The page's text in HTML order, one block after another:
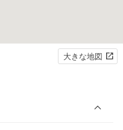
大きな地図